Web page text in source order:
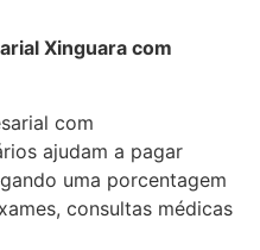
Xinguara com
com
ajudam a pagar
uma porcentagem
consultas médicas